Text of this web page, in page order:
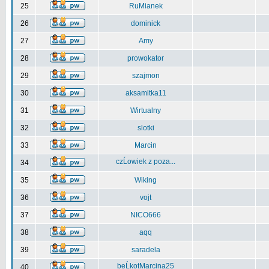
25 RuMianek
26 dominick
27 Amy
28 prowokator
29 szajmon
30 aksamitka11
31 Wirtualny
32 slotki
33 Marcin
34 czĹowiek z poza...
35 Wiking
36 vojt
37 NICO666
38 aqq
39 saradela
40 beĹkotMarcina25